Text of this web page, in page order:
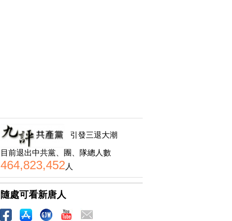
引發三退大潮
目前退出中共黨、團、隊總人數
464,823,452 人
隨處可看新唐人